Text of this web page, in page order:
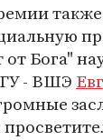
Бога"
- ВШЭ